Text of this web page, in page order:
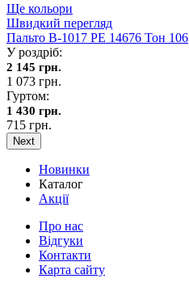
Ще кольори
Швидкий перегляд
Пальто В-1017 PE 14676 Тон 106
У роздріб:
2 145 грн.
1 073 грн.
Гуртом:
1 430 грн.
715 грн.
Next
Новинки
Каталог
Акції
Про нас
Відгуки
Контакти
Карта сайту